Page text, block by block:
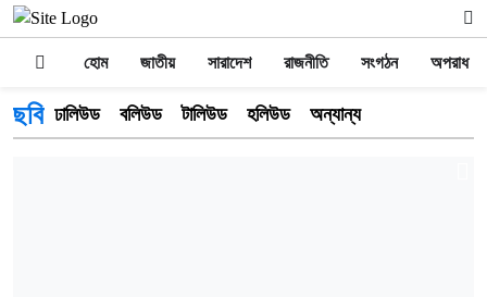
হোম জাতীয় সারাদেশ রাজনীতি সংগঠন অপরাধ
ছবি ঢালিউড বলিউড টালিউড হলিউড অন্যান্য